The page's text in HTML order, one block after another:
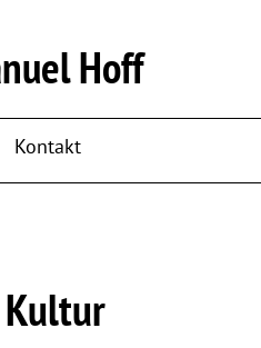
Hoff
Kontakt
Kultur